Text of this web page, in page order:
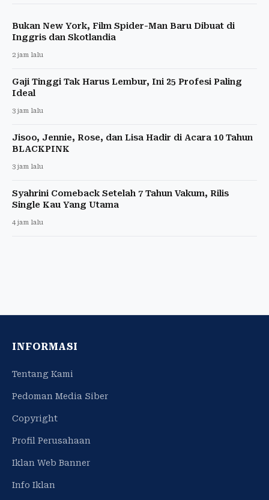
Bukan New York, Film Spider-Man Baru Dibuat di
Inggris dan Skotlandia
2 jam lalu
Gaji Tinggi Tak Harus Lembur, Ini 25 Profesi Paling
Ideal
3 jam lalu
Jisoo, Jennie, Rose, dan Lisa Hadir di Acara 10 Tahun
BLACKPINK
3 jam lalu
Syahrini Comeback Setelah 7 Tahun Vakum, Rilis
Single Kau Yang Utama
4 jam lalu
INFORMASI
Tentang Kami
Pedoman Media Siber
Copyright
Profil Perusahaan
Iklan Web Banner
Info Iklan